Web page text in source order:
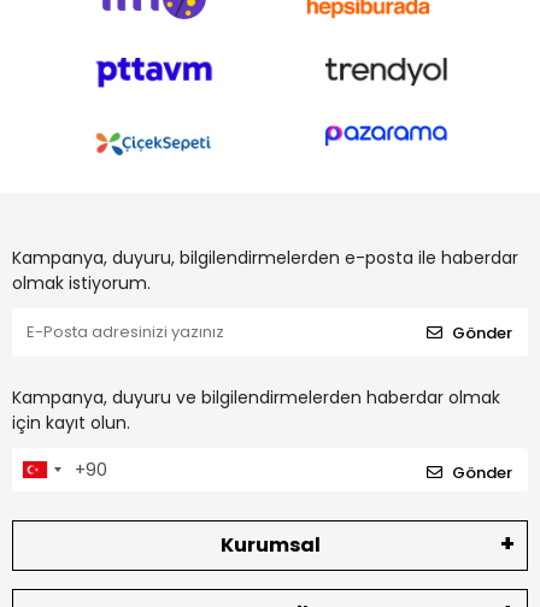
Kampanya, duyuru, bilgilendirmelerden e-posta ile haberdar
olmak istiyorum.
Gönder
Kampanya, duyuru ve bilgilendirmelerden haberdar olmak
için kayıt olun.
Gönder
Kurumsal